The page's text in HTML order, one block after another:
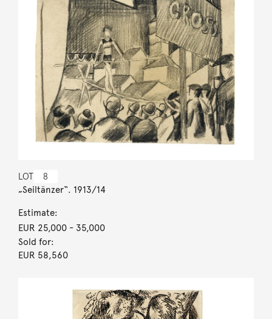
LOT 8
„Seiltänzer“. 1913/14
Estimate:
EUR 25,000- 35,000
Sold for:
EUR 58,560